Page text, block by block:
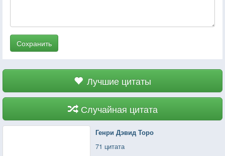
Сохранить
Лучшие цитаты
Случайная цитата
Генри Дэвид Торо
71 цитата